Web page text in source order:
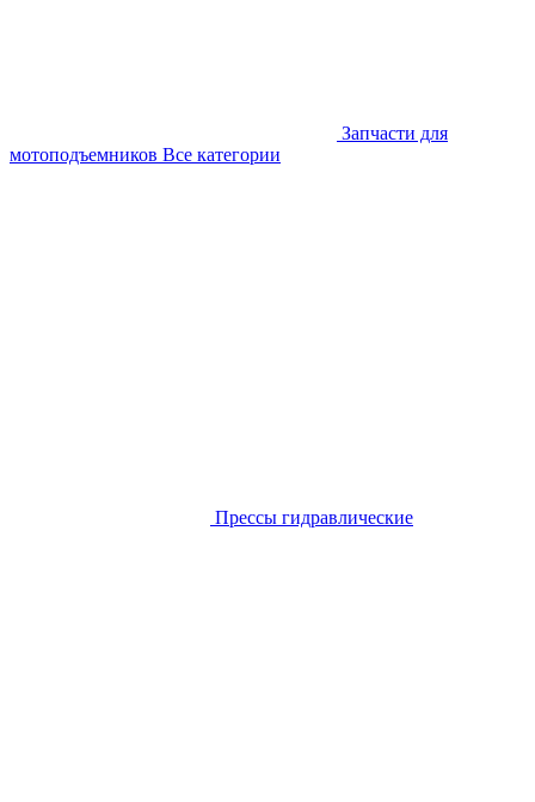
Запчасти для
мотоподъемников Все категории
Прессы гидравлические